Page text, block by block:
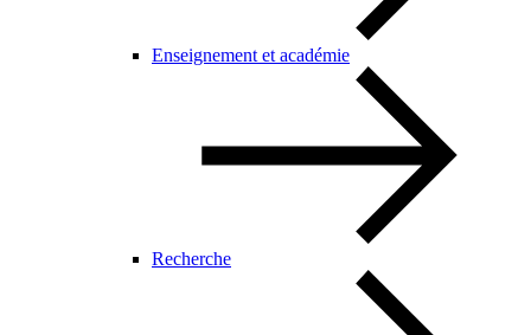
Enseignement et académie
Recherche